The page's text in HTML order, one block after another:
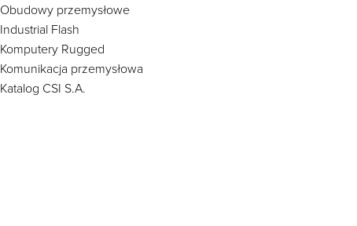
Obudowy przemysłowe
Industrial Flash
Komputery Rugged
Komunikacja przemysłowa
Katalog CSI S.A.